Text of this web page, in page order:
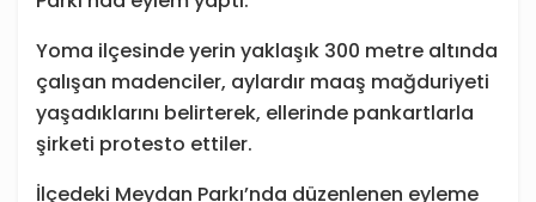
Yoma ilçesinde yerin yaklaşık 300 metre altında
çalışan madenciler, aylardır maaş mağduriyeti
yaşadıklarını belirterek, ellerinde pankartlarla
şirketi protesto ettiler.
İlçedeki Meydan Parkı’nda düzenlenen eyleme